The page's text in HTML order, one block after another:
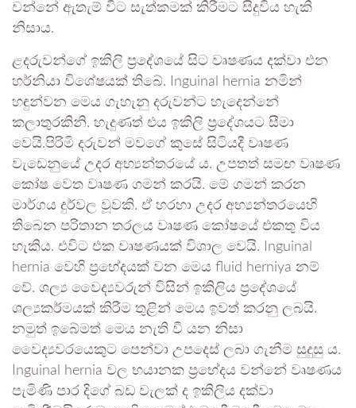
වන්නේ ඇතැම් විට සැත්කමක් කිරීමට සිදුවිය හැකි
නිසාය.
ළදරුවන්ගේ ඉකිලි ප්‍රදේශයේ සිට වෘෂණය දක්වා එන
හර්නියා විශේෂයක් තිබේ. Inguinal hernia නමින්
හඳුන්වන මෙය ගැහැනු දරුවන්ට හැදෙන්නේ
කලාතුරකිනි. හැදුණත් එය ඉකිලි ප්‍රදේශයට සීමා
වෙයි.පිරිමි දරුවන් මවගේ කුසේ සිටියදී වෘෂණ
වැඩෙනුයේ උදර අභ්‍යන්තරයේ ය. උපතත් සමඟ වෘෂණ
කෝෂ වෙත වෘෂණ ගමන් කරයි. මේ ගමන් කරන
මාර්ගය දුර්වල වූවකි. ඒ හරහා උදර අභ්‍යන්තරයෙහි
තිබෙන පරිතාන තරලය වෘෂණ කෝෂයේ එකතු විය
හැකිය. එවිට එක වෘෂණයක් විශාල වෙයි. Inguinal
hernia වෙහි ප්‍රභේදයක් වන මෙය fluid herniya නම්
වේ. ශල්‍ය වෛද්‍යවරුන් විසින් ඉකිලිය ප්‍රදේශයේ
ශල්‍යකර්මයක් කිරීම තුළින් මෙය ඉවත් කරනු ලබයි.
නමුත් ඉබේමත් මෙය නැති වී යන නිසා
වෛද්‍යවරයෙකුට පෙන්වා උපදෙස් ලබා ගැනීම සුදුසු ය.
Inguinal hernia වල භයානක ප්‍රභේදය වන්නේ වෘෂණය
පැමිණි පාර දිගේ බඩ වැලක් ද ඉකිලිය දක්වා